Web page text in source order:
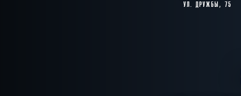
УЛ. ДРУЖБЫ, 75